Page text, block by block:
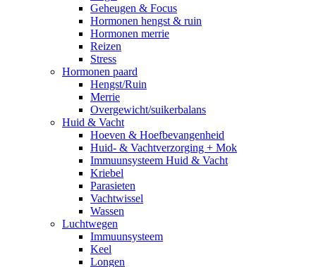
Geheugen & Focus
Hormonen hengst & ruin
Hormonen merrie
Reizen
Stress
Hormonen paard
Hengst/Ruin
Merrie
Overgewicht/suikerbalans
Huid & Vacht
Hoeven & Hoefbevangenheid
Huid- & Vachtverzorging + Mok
Immuunsysteem Huid & Vacht
Kriebel
Parasieten
Vachtwissel
Wassen
Luchtwegen
Immuunsysteem
Keel
Longen